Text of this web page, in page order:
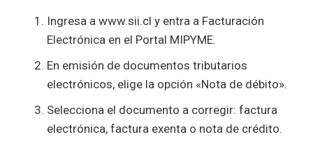
Ingresa a www.sii.cl y entra a Facturación
Electrónica en el Portal MIPYME.
En emisión de documentos tributarios
electrónicos, elige la opción «Nota de débito».
Selecciona el documento a corregir: factura
electrónica, factura exenta o nota de crédito.